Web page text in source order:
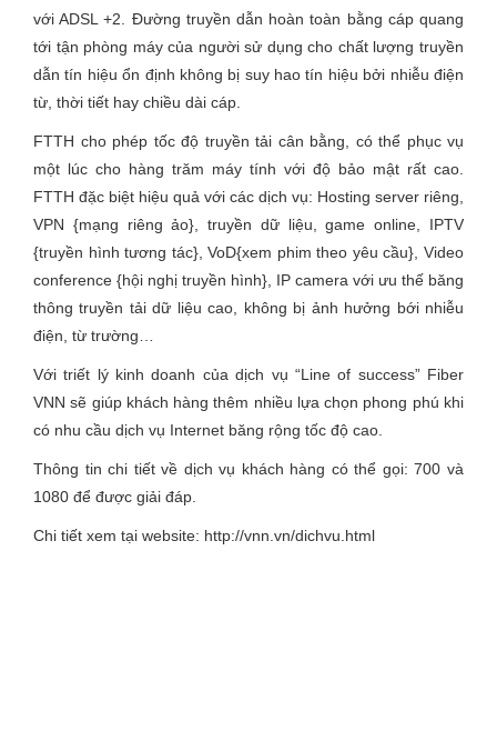
với ADSL +2. Đường truyền dẫn hoàn toàn bằng cáp quang
tới tận phòng máy của người sử dụng cho chất lượng truyền
dẫn tín hiệu ổn định không bị suy hao tín hiệu bởi nhiễu điện
từ, thời tiết hay chiều dài cáp.
FTTH cho phép tốc độ truyền tải cân bằng, có thể phục vụ
một lúc cho hàng trăm máy tính với độ bảo mật rất cao.
FTTH đặc biệt hiệu quả với các dịch vụ: Hosting server riêng,
VPN {mạng riêng ảo}, truyền dữ liệu, game online, IPTV
{truyền hình tương tác}, VoD{xem phim theo yêu cầu}, Video
conference {hội nghị truyền hình}, IP camera với ưu thế băng
thông truyền tải dữ liệu cao, không bị ảnh hưởng bới nhiễu
điện, từ trường…
Với triết lý kinh doanh của dịch vụ “Line of success” Fiber
VNN sẽ giúp khách hàng thêm nhiều lựa chọn phong phú khi
có nhu cầu dịch vụ Internet băng rộng tốc độ cao.
Thông tin chi tiết về dịch vụ khách hàng có thể gọi: 700 và
1080 để được giải đáp.
Chi tiết xem tại website: http://vnn.vn/dichvu.html